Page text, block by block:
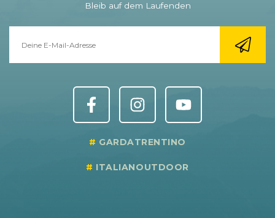
Bleib auf dem Laufenden
GARDATRENTINO
ITALIANOUTDOOR